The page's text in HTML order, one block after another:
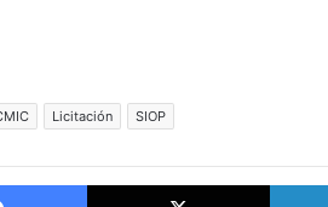
Licitación SIOP
Facebook X